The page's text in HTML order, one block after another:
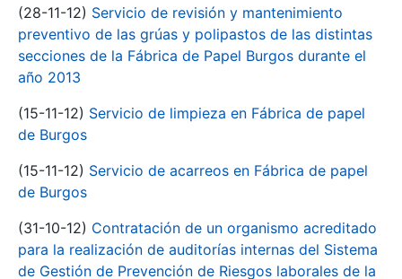
(28-11-12) Servicio de revisión y mantenimiento
preventivo de las grúas y polipastos de las distintas
secciones de la Fábrica de Papel Burgos durante el
año 2013
(15-11-12) Servicio de limpieza en Fábrica de papel
de Burgos
(15-11-12) Servicio de acarreos en Fábrica de papel
de Burgos
(31-10-12) Contratación de un organismo acreditado
para la realización de auditorías internas del Sistema
de Gestión de Prevención de Riesgos laborales de la